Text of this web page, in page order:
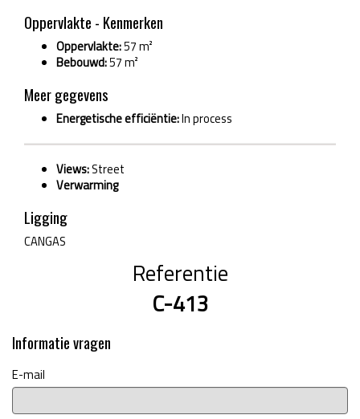
Oppervlakte - Kenmerken
Oppervlakte:57 m²
Bebouwd:57 m²
Meer gegevens
Energetische efficiëntie:In process
Views:Street
Verwarming
Ligging
CANGAS
Referentie
C-413
Informatie vragen
E-mail